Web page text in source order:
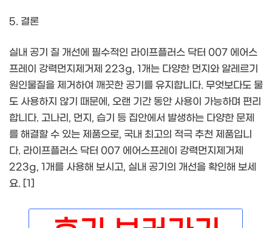
5. 결론
실내 공기 질 개선에 필수적인 라이프플러스 닥터 007 에어스
프레이 강력먼지제거제 223g, 1개는 다양한 먼지와 알레르기
원인물질을 제거하여 깨끗한 공기를 유지합니다. 무엇보다도 물
도 사용하지 않기 때문에, 오랜 기간 동안 사용이 가능하며 편리
합니다. 고나리, 먼지, 습기 등 집안에서 발생하는 다양한 문제
를 해결할 수 있는 제품으로, 국내 최고의 적극 추천 제품입니
다. 라이프플러스 닥터 007 에어스프레이 강력먼지제거제
223g, 1개를 사용해 보시고, 실내 공기의 개선을 확인해 보세
요. [1]